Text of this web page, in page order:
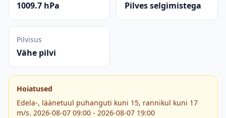
1009.7 hPa Pilves selgimistega
Pilvisus
Vähe pilvi
Hoiatused
Edela-, läänetuul puhanguti kuni 15, rannikul kuni 17
m/s. 2026-08-07 09:00 - 2026-08-07 19:00